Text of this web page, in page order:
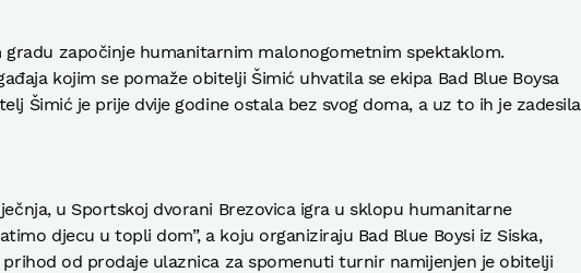
gradu započinje humanitarnim malonogometnim spektaklom.
kojim se pomaže obitelji Šimić uhvatila se ekipa Bad Blue Boysa
Šimić je prije dvije godine ostala bez svog doma, a uz to ih je zadesila
u Sportskoj dvorani Brezovica igra u sklopu humanitarne
djecu u topli dom”, a koju organiziraju Bad Blue Boysi iz Siska,
prihod od prodaje ulaznica za spomenuti turnir namijenjen je obitelji